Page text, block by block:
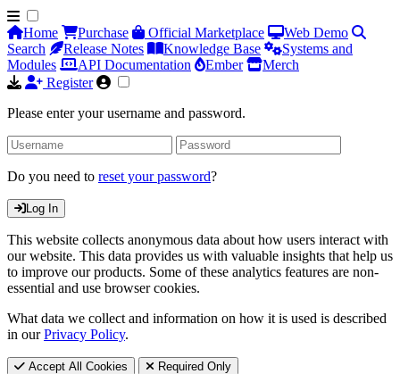
Home Purchase Official Marketplace
Web Demo
Search
Release Notes Knowledge Base
Systems and
Modules
API Documentation Ember
Merch
Register
Please enter your username and password.
Do you need to reset your password?
Log In
This website collects anonymous data about how users interact with
our website. This data provides us with valuable insights that help us
to improve our products. Some of these analytics features are non-
essential and use browser cookies.
What data we collect and information on how it is used is described
in ourPrivacy Policy.
Accept All Cookies Required Only